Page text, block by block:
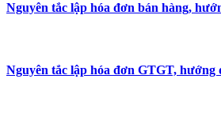
Nguyên tắc lập hóa đơn bán hàng,
Nguyên tắc lập hóa đơn GTGT, hướng